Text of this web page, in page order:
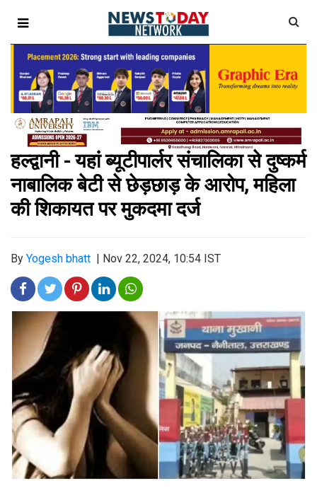
हल्द्वानी - यहां ब्यूटीपार्लर संचालिका से दुष्कर्म
नाबालिक बेटी से छेड़छाड़ के आरोप, महिला
की शिकायत पर मुकदमा दर्ज
By Yogesh bhatt Nov 22, 2024, 10:54 IST